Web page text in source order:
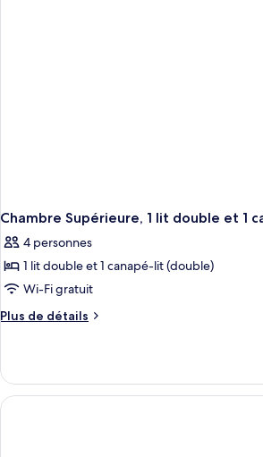
Chambre Supérieure, 1 lit double et 1
4 personnes
1 lit double et 1 canapé-lit (double)
Wi-Fi gratuit
Plus de détails
Plus
le
type
de